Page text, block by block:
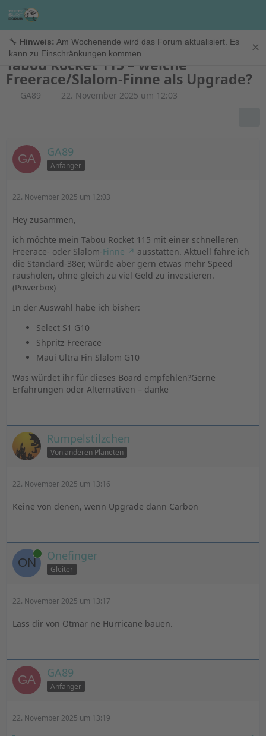
🔧 Hinweis: Am Wochenende wird das Forum aktualisiert. Es
kann zu Einschränkungen kommen.
✕
Foils & Finnen
Tabou Rocket 115 – welche
Freerace/Slalom-Finne als Upgrade?
GA89 22. November 2025 um 12:03
GA89
Anfänger
22. November 2025 um 12:03
Hey zusammen,
ich möchte mein Tabou Rocket 115 mit einer schnelleren
Freerace- oder Slalom-Finne
ausstatten. Aktuell fahre ich
die Standard-38er, würde aber gern etwas mehr Speed
rausholen, ohne gleich zu viel Geld zu investieren.
(Powerbox)
In der Auswahl habe ich bisher:
Select S1 G10
Shpritz Freerace
Maui Ultra Fin Slalom G10
Was würdet ihr für dieses Board empfehlen?Gerne
Erfahrungen oder Alternativen – danke
Rumpelstilzchen
Von anderen Planeten
22. November 2025 um 13:16
Keine von denen, wenn Upgrade dann Carbon
Online Onefinger
Gleiter
22. November 2025 um 13:17
Lass dir von Otmar ne Hurricane bauen.
GA89
Anfänger
22. November 2025 um 13:19